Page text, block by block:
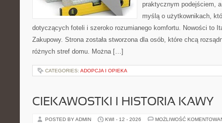
praktycznym podejściem,
myślą o użytkownikach,
dotyczących foteli i szeroko rozumianego komfortu. Nowości to
Zakupowy. Strona została stworzona dla osób, które chcą
różnych stref domu. Można […]
CATEGORIES: ADOPCJA I OPIEKA
CIEKAWOSTKI I HISTORIA KAWY
POSTED BY ADMIN KWI - 12 - 2026 MOŻLIWOŚĆ